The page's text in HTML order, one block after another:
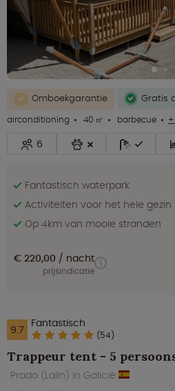
Omboekgarantie
Gratis
airconditioning
40 ㎡ barbecue
6
Fantastisch waterpark
Activiteiten voor het hele gezin
Op 4km van mooie stranden
€ 220,00 nacht
prijsindicatie
9.7 Fantastisch
(54)
Trappeur tent - 5
Prado (Lalín) in Galicië